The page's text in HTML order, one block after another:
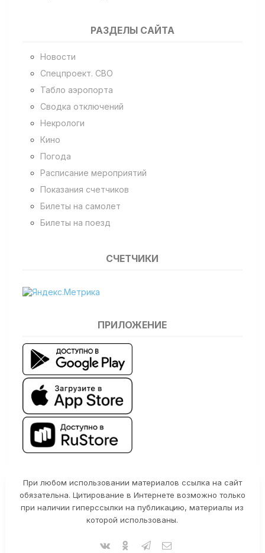
РАЗДЕЛЫ САЙТА
Новости
Спецпроект. СВО
Табло аэропорта
Сводка отключений
Некрологи
Кино
Погода
Расписание мероприятий
Показания счетчиков
Билеты на самолет
Билеты на поезд
СЧЕТЧИКИ
ПРИЛОЖЕНИЕ
При любом использовании материалов ссылка на сайт
обязательна. Цитирование в Интернете возможно только
при наличии гиперссылки на публикацию, материалы из
которой использованы.